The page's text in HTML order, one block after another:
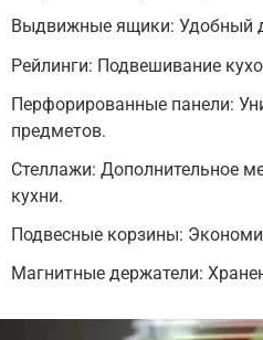
Выдвижные ящики: Удобный
Рейлинги: Подвешивание
Перфорированные панели:
предметов.
Стеллажи: Дополнительное
кухни.
Подвесные корзины:
Магнитные держатели: